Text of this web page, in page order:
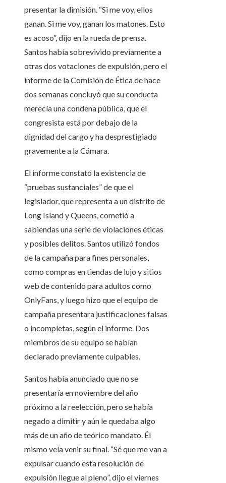
presentar la dimisión. “Si me voy, ellos
ganan. Si me voy, ganan los matones. Esto
es acoso”, dijo en la rueda de prensa.
Santos había sobrevivido previamente a
otras dos votaciones de expulsión, pero el
informe de la Comisión de Ética de hace
dos semanas concluyó que su conducta
merecía una condena pública, que el
congresista está por debajo de la
dignidad del cargo y ha desprestigiado
gravemente a la Cámara.
El informe constató la existencia de
“pruebas sustanciales” de que el
legislador, que representa a un distrito de
Long Island y Queens, cometió a
sabiendas una serie de violaciones éticas
y posibles delitos. Santos utilizó fondos
de la campaña para fines personales,
como compras en tiendas de lujo y sitios
web de contenido para adultos como
OnlyFans, y luego hizo que el equipo de
campaña presentara justificaciones falsas
o incompletas, según el informe. Dos
miembros de su equipo se habían
declarado previamente culpables.
Santos había anunciado que no se
presentaría en noviembre del año
próximo a la reelección, pero se había
negado a dimitir y aún le quedaba algo
más de un año de teórico mandato. Él
mismo veía venir su final. “Sé que me van a
expulsar cuando esta resolución de
expulsión llegue al pleno”, dijo el viernes